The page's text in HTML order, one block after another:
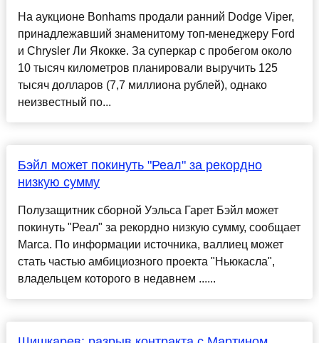
На аукционе Bonhams продали ранний Dodge Viper,
принадлежавший знаменитому топ-менеджеру Ford
и Chrysler Ли Якокке. За суперкар с пробегом около
10 тысяч километров планировали выручить 125
тысяч долларов (7,7 миллиона рублей), однако
неизвестный по...
Бэйл может покинуть "Реал" за рекордно
низкую сумму
Полузащитник сборной Уэльса Гарет Бэйл может
покинуть "Реал" за рекордно низкую сумму, сообщает
Marca. По информации источника, валлиец может
стать частью амбициозного проекта "Ньюкасла",
владельцем которого в недавнем ......